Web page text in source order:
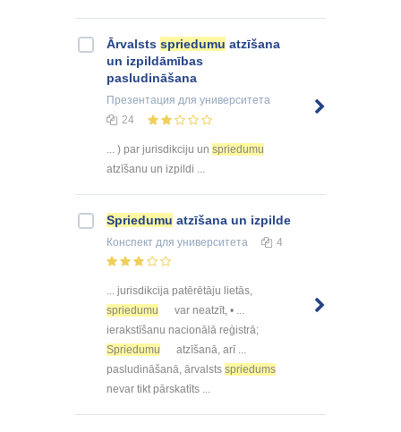
Ārvalsts spriedumu atzīšana
un izpildāmības
pasludināšana
Презентация для университета
24
... ) par jurisdikciju un spriedumu
atzīšanu un izpildi ...
Spriedumu atzīšana un izpilde
Конспект для университета 4
... jurisdikcija patērētāju lietās,
spriedumu
var neatzīt, • ...
ierakstīšanu nacionālā reģistrā;
Spriedumu
atzīšanā, arī ...
pasludināšanā, ārvalsts spriedums
nevar tikt pārskatīts ...